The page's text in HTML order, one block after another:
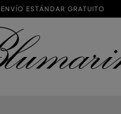
ENVÍO ESTÁNDAR GRATUITO